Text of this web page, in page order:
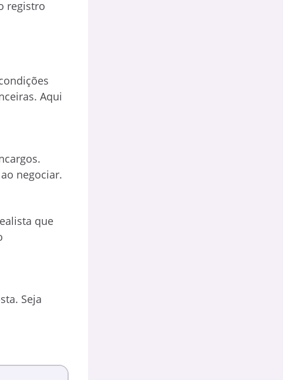
registro
Aqui
negociar.
que
Seja